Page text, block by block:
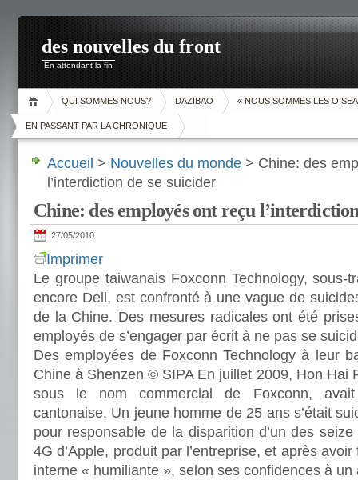
des nouvelles du front
En attendant la fin
QUI SOMMES NOUS? DAZIBAO « NOUS SOMMES LES
EN PASSANT PAR LA CHRONIQUE
Accueil > Nouvelles du monde > Chine: des
l’interdiction de se suicider
Chine: des employés ont reçu
27/05/2010
Imprimer
Le groupe taiwanais Foxconn Technology, sous-
encore Dell, est confronté à une vague de
de la Chine. Des mesures radicales ont été
employés de s’engager par écrit à ne pas se
Des employées de Foxconn Technology à leur
Chine à Shenzen © SIPA En juillet 2009, Hon Hai
sous le nom commercial de Foxconn,
cantonaise. Un jeune homme de 25 ans s’était
pour responsable de la disparition d’un des seize
4G d’Apple, produit par l’entreprise, et après avoir
interne « humiliante », selon ses confidences à